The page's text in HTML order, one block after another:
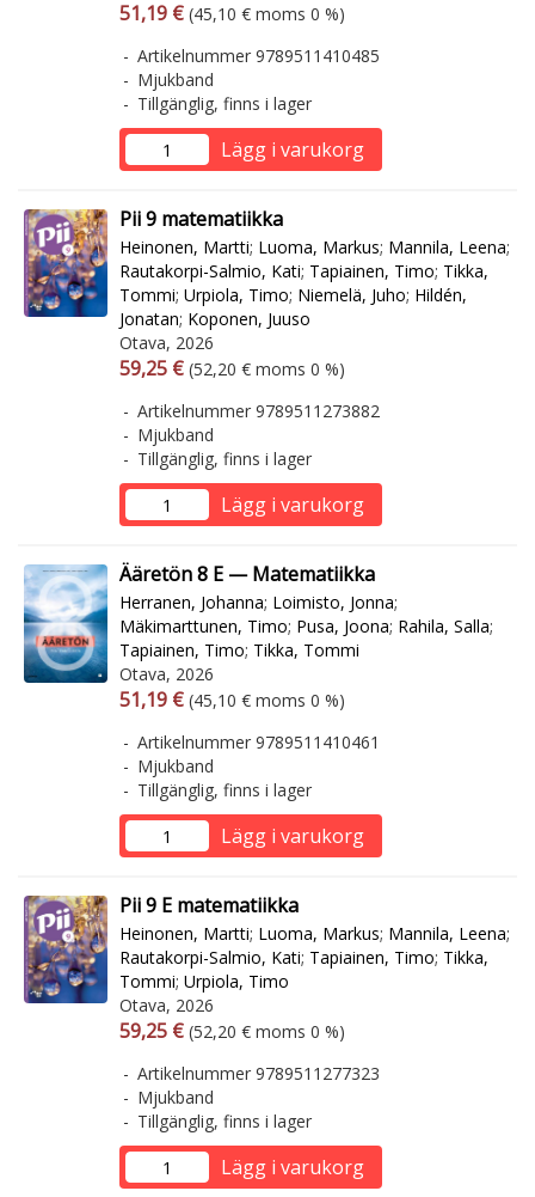
Arvonlisäverollinen hinta
51,19 € Arvonlisäveroton hinta
(45,10 € moms 0 %)
Artikelnummer 9789511410485
Mjukband
Tillgänglig, finns i lager
Lägg i varukorg
Pii 9 matematiikka
Heinonen, Martti; Luoma, Markus; Mannila, Leena;
Rautakorpi-Salmio, Kati; Tapiainen, Timo; Tikka,
Tommi; Urpiola, Timo; Niemelä, Juho; Hildén,
Jonatan; Koponen, Juuso
Otava, 2026
Arvonlisäverollinen hinta
59,25 € Arvonlisäveroton hinta
(52,20 € moms 0 %)
Artikelnummer 9789511273882
Mjukband
Tillgänglig, finns i lager
Lägg i varukorg
Ääretön 8 E — Matematiikka
Herranen, Johanna; Loimisto, Jonna;
Mäkimarttunen, Timo; Pusa, Joona; Rahila, Salla;
Tapiainen, Timo; Tikka, Tommi
Otava, 2026
Arvonlisäverollinen hinta
51,19 € Arvonlisäveroton hinta
(45,10 € moms 0 %)
Artikelnummer 9789511410461
Mjukband
Tillgänglig, finns i lager
Lägg i varukorg
Pii 9 E matematiikka
Heinonen, Martti; Luoma, Markus; Mannila, Leena;
Rautakorpi-Salmio, Kati; Tapiainen, Timo; Tikka,
Tommi; Urpiola, Timo
Otava, 2026
Arvonlisäverollinen hinta
59,25 € Arvonlisäveroton hinta
(52,20 € moms 0 %)
Artikelnummer 9789511277323
Mjukband
Tillgänglig, finns i lager
Lägg i varukorg